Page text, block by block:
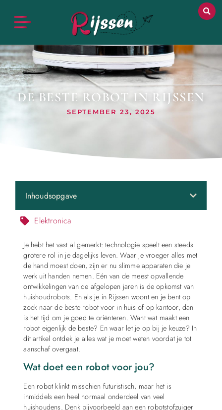
DE BESTE ROBOT IN RIJSSEN
SEPTEMBER 23, 2025
Je hebt het vast al gemerkt: technologie speelt een steeds
grotere rol in je dagelijks leven. Waar je vroeger alles met
de hand moest doen, zijn er nu slimme apparaten die je
werk uit handen nemen. Eén van de meest opvallende
ontwikkelingen van de afgelopen jaren is de opkomst van
huishoudrobots. En als je in Rijssen woont en je bent op
zoek naar de beste robot voor in huis of op kantoor, dan
is het tijd om je goed te oriënteren. Want wat maakt een
robot eigenlijk de beste? En waar let je op bij je keuze? In
dit artikel ontdek je alles wat je moet weten voordat je tot
aanschaf overgaat.
Wat doet een robot voor jou?
Een robot klinkt misschien futuristisch, maar het is
inmiddels een heel normaal onderdeel van veel
huishoudens. Denk bijvoorbeeld aan een robotstofzuiger
Inhoudsopgave
Elektronica